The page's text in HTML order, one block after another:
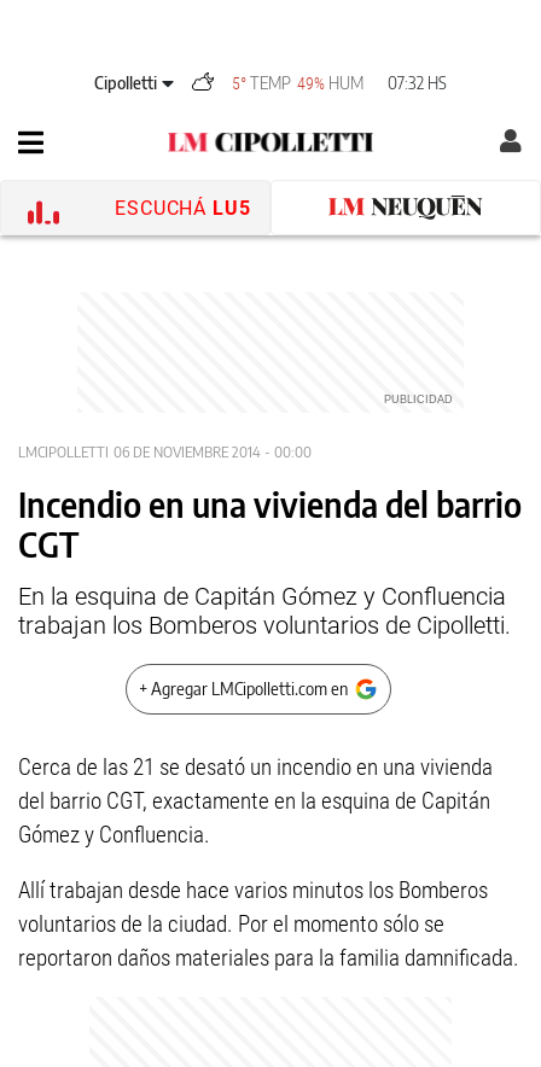
Cipolletti 5° TEMP 49% HUM 07:32 HS
ESCUCHÁ LU5
LMCIPOLLETTI 06 DE NOVIEMBRE 2014 - 00:00
Incendio en una vivienda del barrio
CGT
En la esquina de Capitán Gómez y Confluencia
trabajan los Bomberos voluntarios de Cipolletti.
+ Agregar LMCipolletti.com en
Cerca de las 21 se desató un incendio en una vivienda
del barrio CGT, exactamente en la esquina de Capitán
Gómez y Confluencia.
Allí trabajan desde hace varios minutos los Bomberos
voluntarios de la ciudad. Por el momento sólo se
reportaron daños materiales para la familia damnificada.